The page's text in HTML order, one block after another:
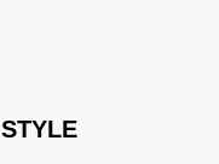
STYLE